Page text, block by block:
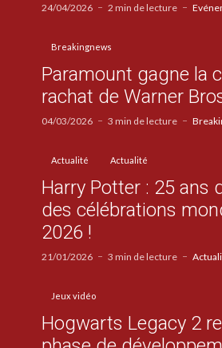
24/04/2026 2 min de lecture
Breakingnews
Paramount gagne la
rachat de Warner
04/03/2026 3 min de lecture
Actualité Actualité
Harry Potter : 25 ans
des célébrations
2026 !
21/01/2026 3 min de lecture
Jeux vidéo
Hogwarts Legacy 2